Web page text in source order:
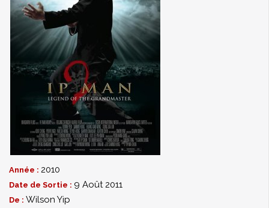
Année : 2010
Date de Sortie : 9 Août 2011
De : Wilson Yip